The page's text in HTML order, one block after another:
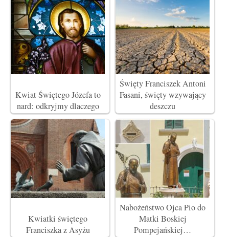
Kwiat Świętego Józefa to
nard: odkryjmy dlaczego
Święty Franciszek Antoni
Fasani, święty wzywający
deszczu
Kwiatki świętego
Franciszka z Asyżu
Nabożeństwo Ojca Pio do
Matki Boskiej
Pompejańskiej…